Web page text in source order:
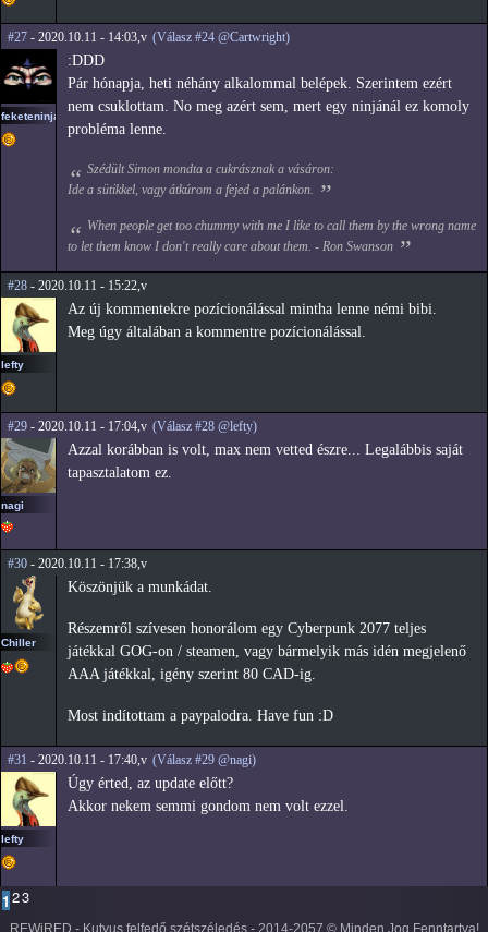
#27 - 2020.10.11 - 14:03,v (Válasz #24 @Cartwright)
feketeninja
:DDD
Pár hónapja, heti néhány alkalommal belépek. Szerintem ezért
nem csuklottam. No meg azért sem, mert egy ninjánál ez komoly
probléma lenne.
Szédült Simon mondta a cukrásznak a vásáron:
Ide a sütikkel, vagy átkúrom a fejed a palánkon.
When people get too chummy with me I like to call them by the wrong name
to let them know I don't really care about them. - Ron Swanson
#28 - 2020.10.11 - 15:22,v
lefty
Az új kommentekre pozícionálással mintha lenne némi bibi.
Meg úgy általában a kommentre pozícionálással.
#29 - 2020.10.11 - 17:04,v (Válasz #28 @lefty)
nagi
Azzal korábban is volt, max nem vetted észre... Legalábbis saját
tapasztalatom ez.
#30 - 2020.10.11 - 17:38,v
Chiller
Köszönjük a munkádat.
Részemről szívesen honorálom egy Cyberpunk 2077 teljes
játékkal GOG-on / steamen, vagy bármelyik más idén megjelenő
AAA játékkal, igény szerint 80 CAD-ig.
Most indítottam a paypalodra. Have fun :D
#31 - 2020.10.11 - 17:40,v (Válasz #29 @nagi)
lefty
Úgy érted, az update előtt?
Akkor nekem semmi gondom nem volt ezzel.
1 23
REWiRED - Kutyus felfedő szétszéledés - 2014-2057 © Minden Jog Fenntartva!